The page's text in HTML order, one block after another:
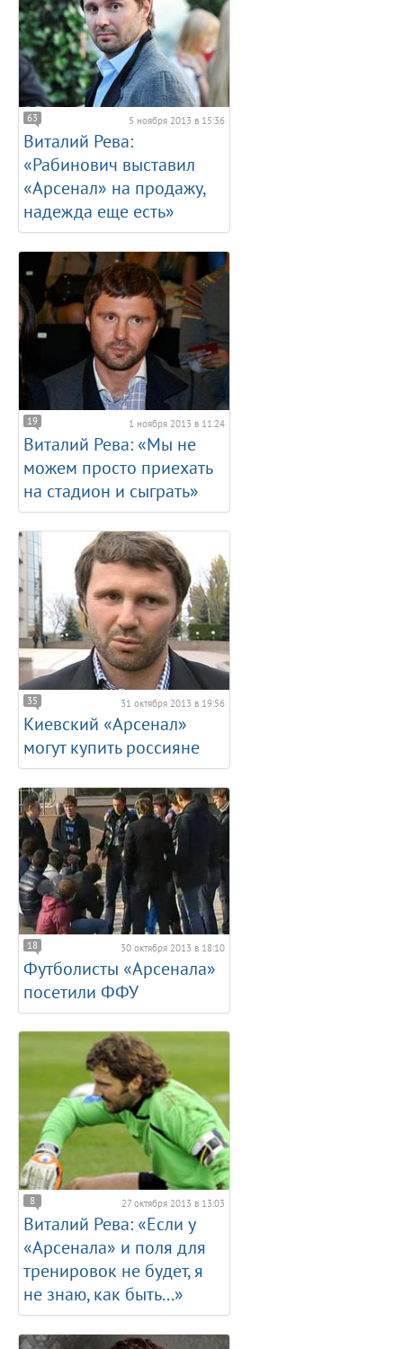
63 5 ноября 2013 в 15:36
Виталий Рева:
«Рабинович выставил
«Арсенал» на продажу,
надежда еще есть»
19 1 ноября 2013 в 11:24
Виталий Рева: «Мы не
можем просто приехать
на стадион и сыграть»
35 31 октября 2013 в 19:56
Киевский «Арсенал»
могут купить россияне
18 30 октября 2013 в 18:10
Футболисты «Арсенала»
посетили ФФУ
8 27 октября 2013 в 13:03
Виталий Рева: «Если у
«Арсенала» и поля для
тренировок не будет, я
не знаю, как быть...»